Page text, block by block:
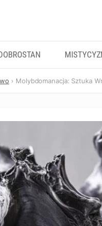
Molybdomanacja: Sztuka